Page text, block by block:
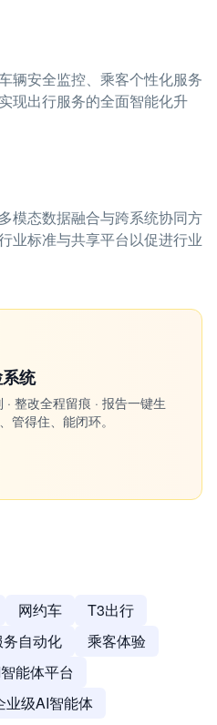
辆安全监控、乘客个性化服务
现出行服务的全面智能化升
模态数据融合与跨系统协同方
业标准与共享平台以促进行业
统
整改全程留痕 · 报告一键生
管得住、能闭环。
网约车
T3出行
务自动化
乘客体验
能体平台
业级AI智能体